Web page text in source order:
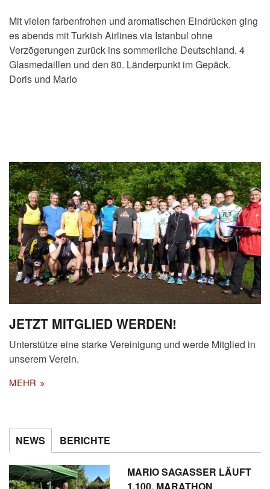
Mit vielen farbenfrohen und aromatischen Eindrücken ging
es abends mit Turkish Airlines via Istanbul ohne
Verzögerungen zurück ins sommerliche Deutschland. 4
Glasmedaillen und den 80. Länderpunkt im Gepäck.
Doris und Mario
JETZT MITGLIED WERDEN!
Unterstütze eine starke Vereinigung und werde Mitglied in
unserem Verein.
MEHR
NEWS BERICHTE
MARIO SAGASSER LÄUFT